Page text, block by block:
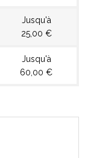
Jusqu'à
25,00 €
Jusqu'à
60,00 €